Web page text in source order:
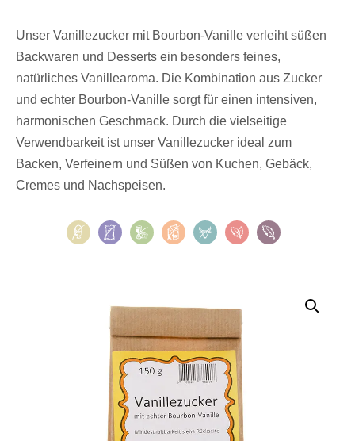
Unser Vanillezucker mit Bourbon-Vanille verleiht süßen
Backwaren und Desserts ein besonders feines,
natürliches Vanillearoma. Die Kombination aus Zucker
und echter Bourbon-Vanille sorgt für einen intensiven,
harmonischen Geschmack. Durch die vielseitige
Verwendbarkeit ist unser Vanillezucker ideal zum
Backen, Verfeinern und Süßen von Kuchen, Gebäck,
Cremes und Nachspeisen.